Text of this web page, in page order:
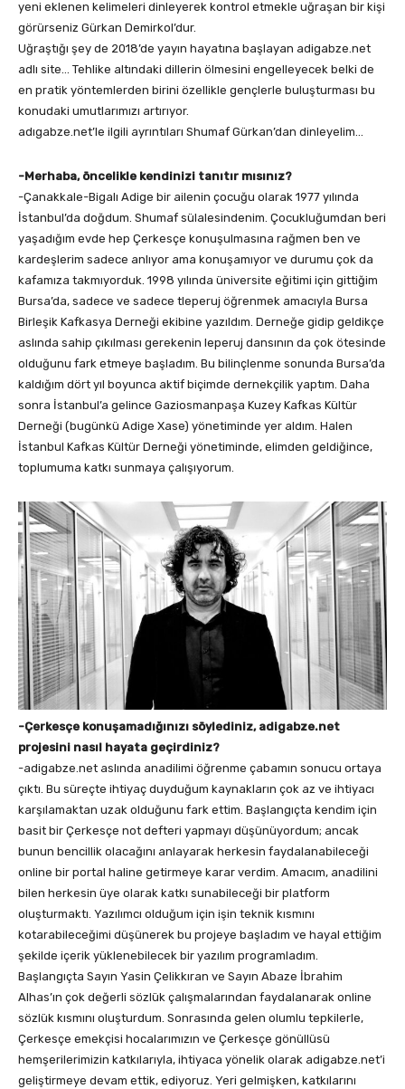
yeni eklenen kelimeleri dinleyerek kontrol etmekle uğraşan bir kişi
görürseniz Gürkan Demirkol’dur.
Uğraştığı şey de 2018’de yayın hayatına başlayan adigabze.net
adlı site… Tehlike altındaki dillerin ölmesini engelleyecek belki de
en pratik yöntemlerden birini özellikle gençlerle buluşturması bu
konudaki umutlarımızı artırıyor.
adıgabze.net’le ilgili ayrıntıları Shumaf Gürkan’dan dinleyelim…
-Merhaba, öncelikle kendinizi tanıtır mısınız?
-Çanakkale-Bigalı Adige bir ailenin çocuğu olarak 1977 yılında
İstanbul’da doğdum. Shumaf sülalesindenim. Çocukluğumdan beri
yaşadığım evde hep Çerkesçe konuşulmasına rağmen ben ve
kardeşlerim sadece anlıyor ama konuşamıyor ve durumu çok da
kafamıza takmıyorduk. 1998 yılında üniversite eğitimi için gittiğim
Bursa’da, sadece ve sadece tleperuj öğrenmek amacıyla Bursa
Birleşik Kafkasya Derneği ekibine yazıldım. Derneğe gidip geldikçe
aslında sahip çıkılması gerekenin leperuj dansının da çok ötesinde
olduğunu fark etmeye başladım. Bu bilinçlenme sonunda Bursa’da
kaldığım dört yıl boyunca aktif biçimde dernekçilik yaptım. Daha
sonra İstanbul’a gelince Gaziosmanpaşa Kuzey Kafkas Kültür
Derneği (bugünkü Adige Xase) yönetiminde yer aldım. Halen
İstanbul Kafkas Kültür Derneği yönetiminde, elimden geldiğince,
toplumuma katkı sunmaya çalışıyorum.
-Çerkesçe konuşamadığınızı söylediniz, adigabze.net
projesini nasıl hayata geçirdiniz?
-adigabze.net aslında anadilimi öğrenme çabamın sonucu ortaya
çıktı. Bu süreçte ihtiyaç duyduğum kaynakların çok az ve ihtiyacı
karşılamaktan uzak olduğunu fark ettim. Başlangıçta kendim için
basit bir Çerkesçe not defteri yapmayı düşünüyordum; ancak
bunun bencillik olacağını anlayarak herkesin faydalanabileceği
online bir portal haline getirmeye karar verdim. Amacım, anadilini
bilen herkesin üye olarak katkı sunabileceği bir platform
oluşturmaktı. Yazılımcı olduğum için işin teknik kısmını
kotarabileceğimi düşünerek bu projeye başladım ve hayal ettiğim
şekilde içerik yüklenebilecek bir yazılım programladım.
Başlangıçta Sayın Yasin Çelikkıran ve Sayın Abaze İbrahim
Alhas’ın çok değerli sözlük çalışmalarından faydalanarak online
sözlük kısmını oluşturdum. Sonrasında gelen olumlu tepkilerle,
Çerkesçe emekçisi hocalarımızın ve Çerkesçe gönüllüsü
hemşerilerimizin katkılarıyla, ihtiyaca yönelik olarak adigabze.net’i
geliştirmeye devam ettik, ediyoruz. Yeri gelmişken, katkılarını